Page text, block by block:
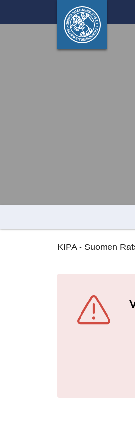
KIPA - Suomen